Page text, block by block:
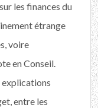
les finances du
étrange
voire
en Conseil.
explications
entre les